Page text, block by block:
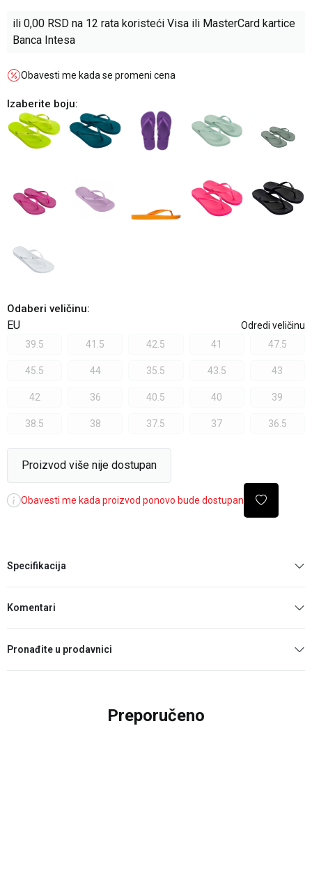
ili 0,00 RSD na 12 rata koristeći Visa ili MasterCard kartice
Banca Intesa
Obavesti me kada se promeni cena
Izaberite boju:
Odaberi veličinu:
EU
Odredi veličinu
39.5
41.5 42.5 41 47.5
45.5 44 35.5 43.5 43
42 36 40.5 40 39
38.5 38 37.5 37 36.5
Proizvod više nije dostupan
Obavesti me kada proizvod ponovo bude dostupan
Specifikacija
Komentari
Pronađite u prodavnici
Preporučeno